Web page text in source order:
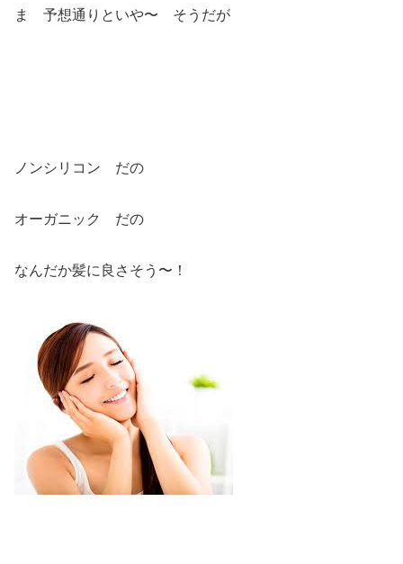
ま 予想通りといや〜 そうだが
ノンシリコン だの
オーガニック だの
なんだか髪に良さそう〜！